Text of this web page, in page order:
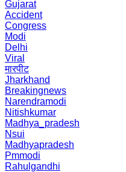
Gujarat
Accident
Congress
Modi
Delhi
Viral
मारपीट
Jharkhand
Breakingnews
Narendramodi
Nitishkumar
Madhya_pradesh
Nsui
Madhyapradesh
Pmmodi
Rahulgandhi